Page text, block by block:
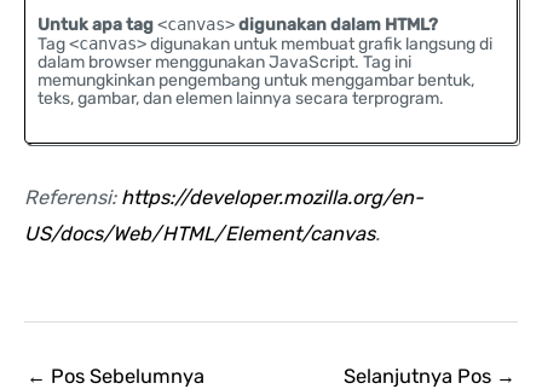
Untuk apa tag<canvas>digunakan dalam HTML?
Tag<canvas>digunakan untuk membuat grafik langsung di
dalam browser menggunakan JavaScript. Tag ini
memungkinkan pengembang untuk menggambar bentuk,
teks, gambar, dan elemen lainnya secara terprogram.
Referensi: https://developer.mozilla.org/en-
US/docs/Web/HTML/Element/canvas.
← Pos Sebelumnya Selanjutnya Pos →